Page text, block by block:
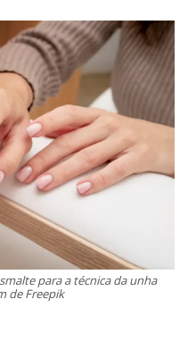
para a técnica da unha
de Freepik